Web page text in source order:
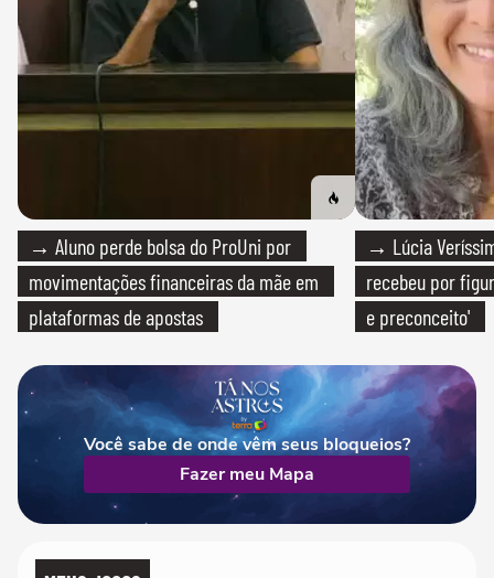
→ Aluno perde bolsa do ProUni por
movimentações financeiras da mãe em
plataformas de apostas
→ Lúcia
recebeu por
e preconceito'
Você sabe de onde vêm seus bloqueios?
Fazer meu Mapa